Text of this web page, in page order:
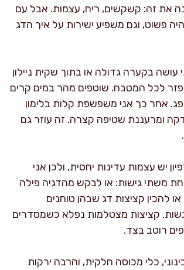
את זה: קשקשים, ריח, עצמות. אבל עם
פשוט, וגם משפיע ישירות על איך הדג
עושה בקערה גדולה או בתוך שקית ניילון
לכל המטבח. שוטפים מהר במים קרים
אחר כך אני משפשפת קלות בלימון
ומרעננת שטיפה קצרה. זה עוזר גם
יש עצמות עדינות יחסית, ולכן אני
משתי גישות: או לבקש מהדגיה פילה
להכין קציצות דג שבהן טוחנים
קציצות מצטלמות נפלא כשמסדרים
רוטב בצד.
כלי מכוסה חלקית, והרבה ירקות